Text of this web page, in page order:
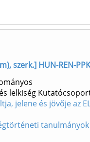
szerk.] HUN-REN-
lelkiség
jelene és jövője az